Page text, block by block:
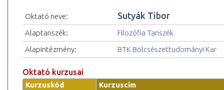
Oktató neve: Sutyák Tibor
Alaptanszék:
Filozófia Tanszék
Alapintézmény:
BTK Bölcsészettudományi Kar
Oktató kurzusai
Kurzuskód
Kurzuscím